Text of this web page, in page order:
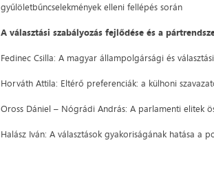
gyűlöletbűncselekmények elleni fellépés során
A választási szabályozás fejlődése és a
Fedinec Csilla: A magyar állampolgársági és
Horváth Attila: Eltérő preferenciák: a külhoni
Oross Dániel – Nógrádi András: A parlamenti elitek
Halász Iván: A választások gyakoriságának hatása a